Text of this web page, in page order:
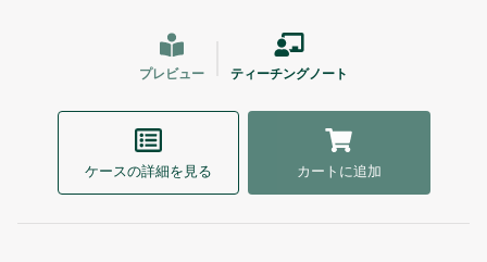
プレビュー ティーチングノート
ケースの詳細を見る カートに追加